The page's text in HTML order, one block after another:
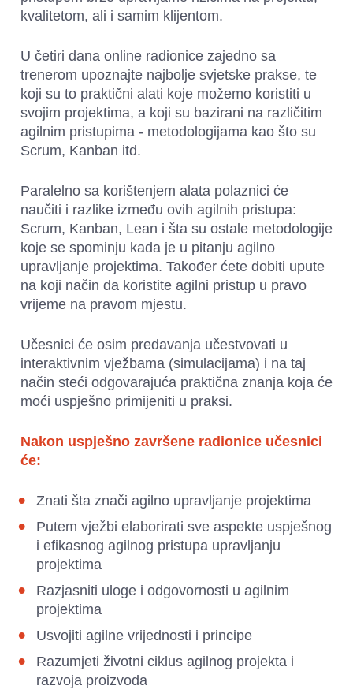
kvalitetom, ali i samim klijentom.
U četiri dana online radionice zajedno sa
trenerom upoznajte najbolje svjetske prakse, te
koji su to praktični alati koje možemo koristiti u
svojim projektima, a koji su bazirani na različitim
agilnim pristupima - metodologijama kao što su
Scrum, Kanban itd.
Paralelno sa korištenjem alata polaznici će
naučiti i razlike između ovih agilnih pristupa:
Scrum, Kanban, Lean i šta su ostale metodologije
koje se spominju kada je u pitanju agilno
upravljanje projektima. Također ćete dobiti upute
na koji način da koristite agilni pristup u pravo
vrijeme na pravom mjestu.
Učesnici će osim predavanja učestvovati u
interaktivnim vježbama (simulacijama) i na taj
način steći odgovarajuća praktična znanja koja će
moći uspješno primijeniti u praksi.
Nakon uspješno završene radionice učesnici
će:
Znati šta znači agilno upravljanje projektima
Putem vježbi elaborirati sve aspekte uspješnog
i efikasnog agilnog pristupa upravljanju
projektima
Razjasniti uloge i odgovornosti u agilnim
projektima
Usvojiti agilne vrijednosti i principe
Razumjeti životni ciklus agilnog projekta i
razvoja proizvoda